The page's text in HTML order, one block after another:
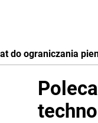
do ograniczania